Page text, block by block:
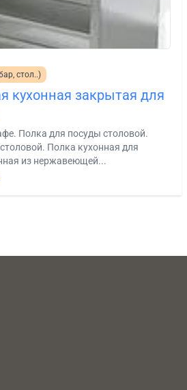
стол..)
кухонная закрытая для
Полка для посуды столовой.
Полка кухонная для
из нержавеющей...